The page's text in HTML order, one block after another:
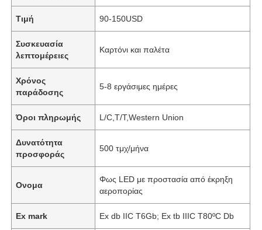
Τιμή 90-150USD
Συσκευασία
λεπτομέρειες
Καρτόνι και παλέτα
Χρόνος
παράδοσης
5-8 εργάσιμες ημέρες
Όροι πληρωμής L/C,T/T,Western Union
Δυνατότητα
προσφοράς
500 τμχ/μήνα
Ονομα
Φως LED με προστασία από έκρηξη
αεροπορίας
Ex mark Ex db IIC T6Gb; Ex tb IIIC T80ºC Db